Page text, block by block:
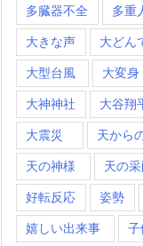
多臓器不全 多重
大きな声 大どん
大型台風 大変身
大神神社 大谷翔
大震災 天から
天の神様 天の
好転反応 姿勢
嬉しい出来事 子